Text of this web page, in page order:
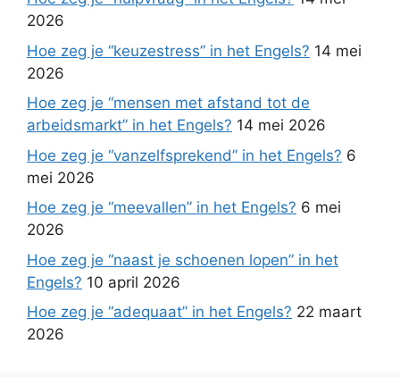
2026
Hoe zeg je “keuzestress” in het Engels? 14 mei
2026
Hoe zeg je “mensen met afstand tot de
arbeidsmarkt” in het Engels? 14 mei 2026
Hoe zeg je “vanzelfsprekend” in het Engels? 6
mei 2026
Hoe zeg je “meevallen” in het Engels? 6 mei
2026
Hoe zeg je “naast je schoenen lopen” in het
Engels? 10 april 2026
Hoe zeg je “adequaat” in het Engels? 22 maart
2026